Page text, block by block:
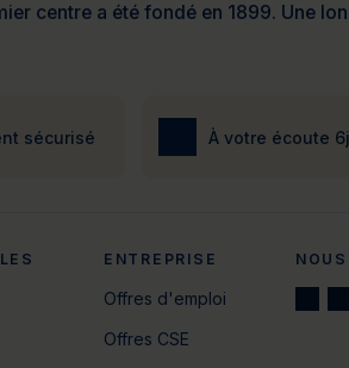
centre a été fondé en 1899. Une
sécurisé À votre écoute
ENTREPRISE
Offres d'emploi
Offres CSE